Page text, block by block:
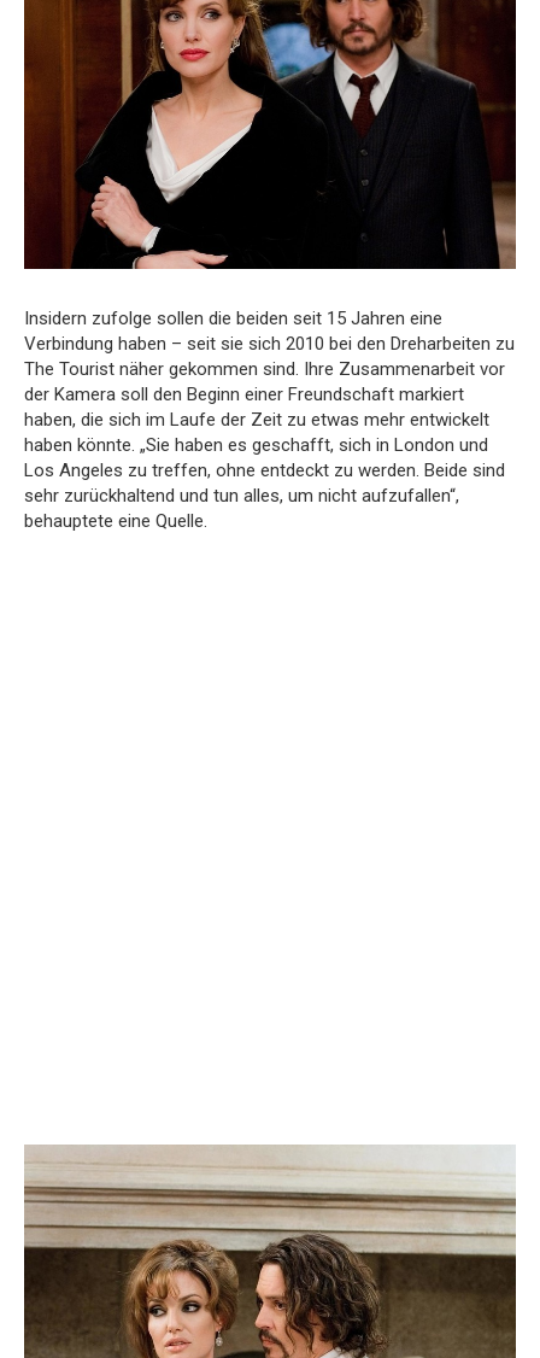
Insidern zufolge sollen die beiden seit 15 Jahren eine
Verbindung haben – seit sie sich 2010 bei den Dreharbeiten zu
The Tourist näher gekommen sind. Ihre Zusammenarbeit vor
der Kamera soll den Beginn einer Freundschaft markiert
haben, die sich im Laufe der Zeit zu etwas mehr entwickelt
haben könnte. „Sie haben es geschafft, sich in London und
Los Angeles zu treffen, ohne entdeckt zu werden. Beide sind
sehr zurückhaltend und tun alles, um nicht aufzufallen“,
behauptete eine Quelle.